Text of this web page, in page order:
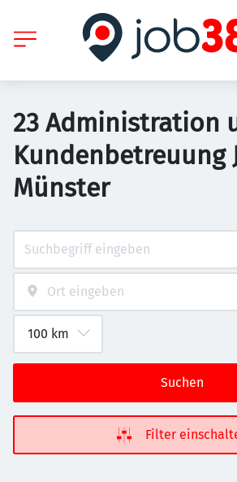
23 Administration
Kundenbetreuung
Münster
Suchen
Filter